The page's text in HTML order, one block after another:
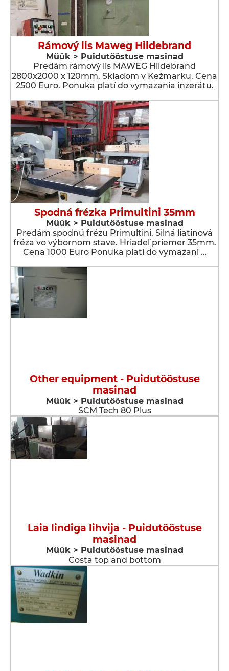
Rámový lis Maweg Hildebrand
Müük > Puidutööstuse masinad
Predám rámový lis MAWEG Hildebrand
2800x2000 x 120mm. Skladom v Kežmarku. Cena
2500 Euro. Ponuka platí do vymazania inzerátu.
Spodná frézka Primultini 35mm
Müük > Puidutööstuse masinad
Predám spodnú frézu Primultini. Silná liatinová
fréza vo výbornom stave. Hriadeľ priemer 35mm.
Cena 1000 Euro Ponuka platí do vymazani …
Other equipment - Puidutööstuse
masinad
Müük > Puidutööstuse masinad
SCM Tech 80 Plus
Laia lindiga lihvija - Puidutööstuse
masinad
Müük > Puidutööstuse masinad
Costa top and bottom